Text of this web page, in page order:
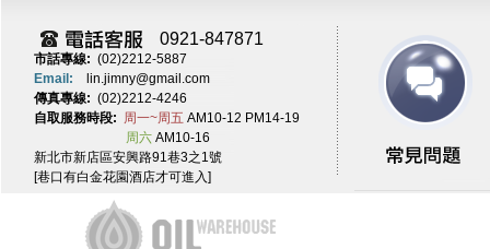
0921-847871
市話專線: (02)2212-5887
Email: lin.jimny@gmail.com
傳真專線: (02)2212-4246
自取服務時段: 周一~周五 AM10-12 PM14-19
周六 AM10-16
新北市新店區安興路91巷3之1號
[巷口有白金花園酒店才可進入]